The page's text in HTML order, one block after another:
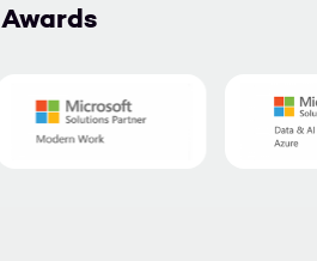
Awards